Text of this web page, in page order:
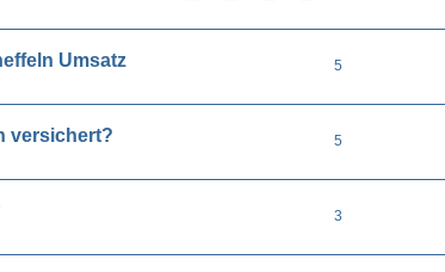
Umsatz 5
versichert? 5
3